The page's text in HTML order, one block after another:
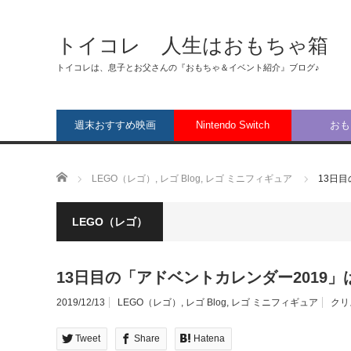
トイコレ 人生はおもちゃ箱
トイコレは、息子とお父さんの『おもちゃ＆イベント紹介』ブログ♪
週末おすすめ映画 Nintendo Switch お
ホーム LEGO（レゴ） , レゴ Blog, レゴ ミニフィギュア 13日目
LEGO（レゴ）
13日目の「アドベントカレンダー2019」
2019/12/13 LEGO（レゴ） , レゴ Blog, レゴ ミニフィギュア ク
Tweet Share Hatena